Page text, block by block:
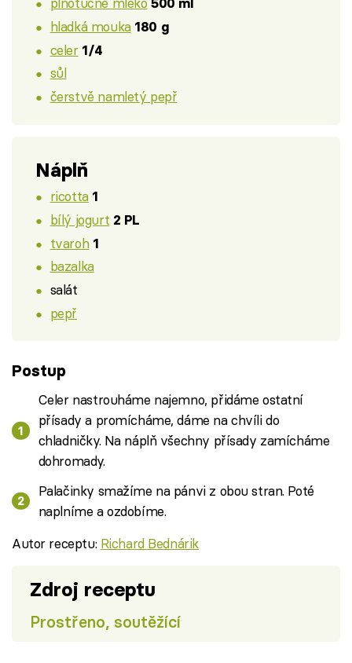
500 ml
hladká mouka 180 g
celer 1/4
sůl
čerstvě namletý pepř
Náplň
ricotta 1
bílý jogurt 2 PL
tvaroh 1
bazalka
salát
pepř
Postup
Celer nastrouháme najemno, přidáme ostatní
přísady a promícháme, dáme na chvíli do
chladničky. Na náplň všechny přísady zamícháme
dohromady.
Palačinky smažíme na pánvi z obou stran. Poté
naplníme a ozdobíme.
Autor receptu: Richard Bednárik
Zdroj receptu
Prostřeno, soutěžící